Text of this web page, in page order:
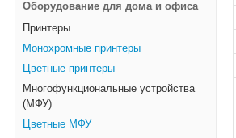
Оборудование для дома и офиса
Принтеры
Монохромные принтеры
Цветные принтеры
Многофункциональные устройства
(МФУ)
Цветные МФУ